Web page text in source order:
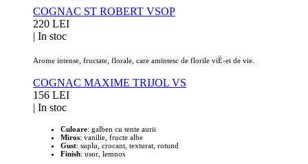
COGNAC ST ROBERT VSOP
220 LEI
| In stoc
Arome intense, fructate, florale, care amintesc de florile viÈ›ei de vie.
COGNAC MAXIME TRIJOL VS
156 LEI
| In stoc
Culoare: galben cu tente aurii
Miros: vanilie, fructe albe
Gust: suplu, crocant, texturat, rotund
Finish: usor, lemnos